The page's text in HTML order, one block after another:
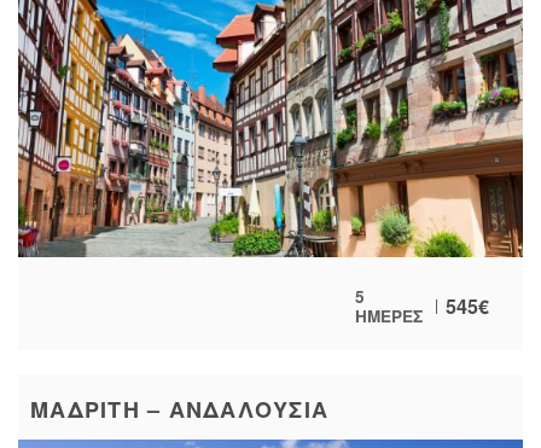
5
ΗΜΕΡΕΣ
545€
ΜΑΔΡΙΤΗ – ΑΝΔΑΛΟΥΣΙΑ